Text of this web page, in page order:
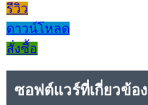
รีวิว
ดาวน์โหลด
สั่งซื้อ
ซอฟต์แวร์ที่เกี่ยวข้อง